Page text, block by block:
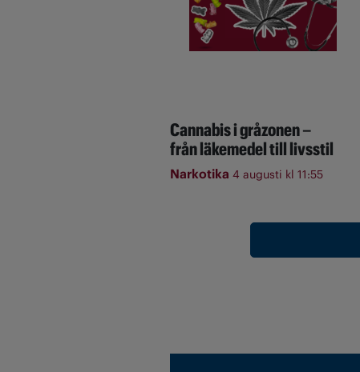
Cannabis i gråzonen –
från läkemedel till livsstil
Narkotika 4 augusti kl 11:55